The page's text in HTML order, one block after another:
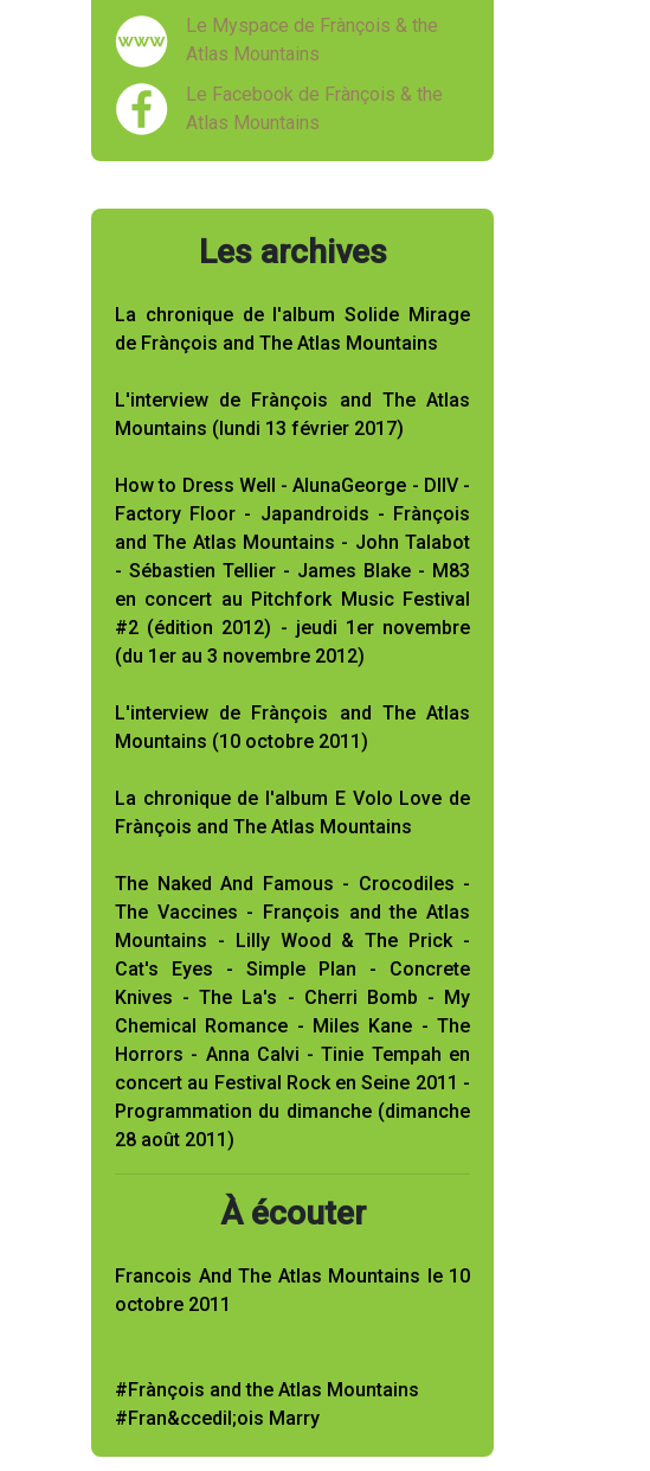
Le Myspace de Frànçois & the
Atlas Mountains
Le Facebook de Frànçois & the
Atlas Mountains
Les archives
La chronique de l'album Solide Mirage
de Frànçois and The Atlas Mountains
L'interview de Frànçois and The Atlas
Mountains (lundi 13 février 2017)
How to Dress Well - AlunaGeorge - DIIV -
Factory Floor - Japandroids - Frànçois
and The Atlas Mountains - John Talabot
- Sébastien Tellier - James Blake - M83
en concert au Pitchfork Music Festival
#2 (édition 2012) - jeudi 1er novembre
(du 1er au 3 novembre 2012)
L'interview de Frànçois and The Atlas
Mountains (10 octobre 2011)
La chronique de l'album E Volo Love de
Frànçois and The Atlas Mountains
The Naked And Famous - Crocodiles -
The Vaccines - François and the Atlas
Mountains - Lilly Wood & The Prick -
Cat's Eyes - Simple Plan - Concrete
Knives - The La's - Cherri Bomb - My
Chemical Romance - Miles Kane - The
Horrors - Anna Calvi - Tinie Tempah en
concert au Festival Rock en Seine 2011 -
Programmation du dimanche (dimanche
28 août 2011)
À écouter
Francois And The Atlas Mountains le 10
octobre 2011
#Frànçois and the Atlas Mountains
#Fran&ccedil;ois Marry